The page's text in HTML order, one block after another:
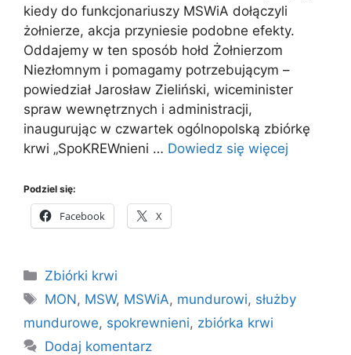
kiedy do funkcjonariuszy MSWiA dołączyli
żołnierze, akcja przyniesie podobne efekty.
Oddajemy w ten sposób hołd Żołnierzom
Niezłomnym i pomagamy potrzebującym –
powiedział Jarosław Zieliński, wiceminister
spraw wewnętrznych i administracji,
inaugurując w czwartek ogólnopolską zbiórkę
krwi „SpoKREWnieni … Dowiedz się więcej
Podziel się:
Facebook X
Kategorie
Zbiórki krwi
Tagi
MON, MSW, MSWiA, mundurowi, służby
mundurowe, spokrewnieni, zbiórka krwi
Dodaj komentarz